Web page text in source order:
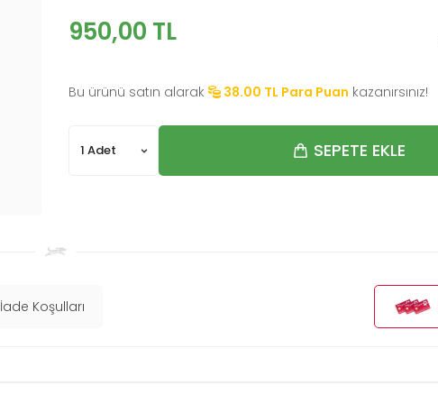
950,00 TL
Bu ürünü satın alarak 38.00 TL Para Puan kazanırsınız!
SEPETE EKLE
İade Koşulları